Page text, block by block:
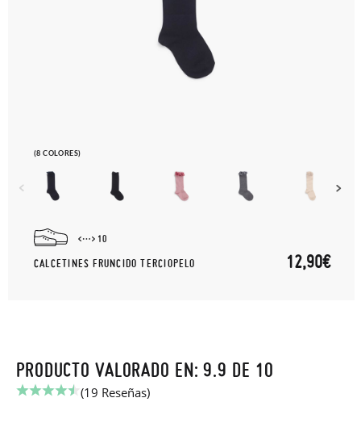
(8 COLORES)
10
CALCETINES FRUNCIDO TERCIOPELO 12,90€
PRODUCTO VALORADO EN: 9.9 DE 10
(19 Reseñas)